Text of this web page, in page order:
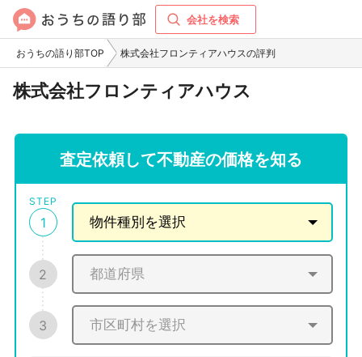
会社を検索
おうちの語り部TOP 株式会社フロンティアハウスの評判
株式会社フロンティアハウス
査定依頼して不動産の価格を知る
STEP
1
2
3